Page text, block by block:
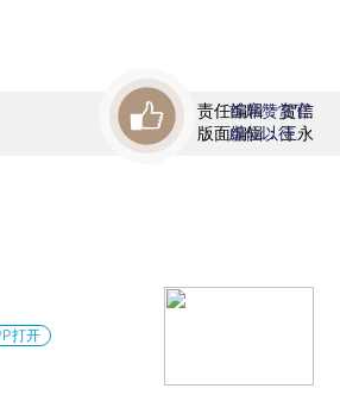
责任编辑：贺信
版面编辑：王永
首席赞赏官
虚位以待
打开